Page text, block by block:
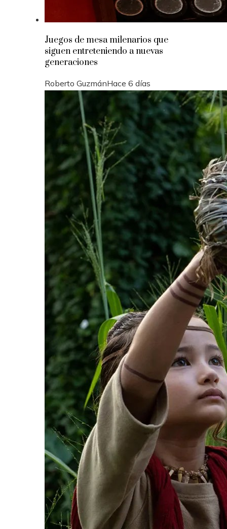
Juegos de mesa milenarios que
siguen entreteniendo a nuevas
generaciones
Roberto GuzmánHace 6 días